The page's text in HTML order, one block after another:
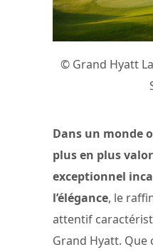
© Grand Hyatt
Dans un monde
plus en plus
exceptionnel
l’élégance, le
attentif
Grand Hyatt. Que